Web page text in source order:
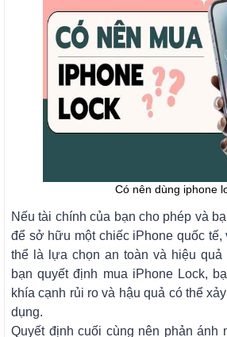
Có nên dùng iphone
Nếu tài chính của bạn cho phép và
để sở hữu một chiếc iPhone quốc
thể là lựa chọn an toàn và hiệu quả
bạn quyết định mua iPhone Lock,
khía cạnh rủi ro và hậu quả có thể
dụng.
Quyết định cuối cùng nên phản ánh